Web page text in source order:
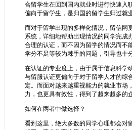
合留学生在回到国内就业时进行快速入
偏向于留学生，是归国的留学生归过就
而对于留学出现的多样化情况，留信网
系统，详细地帮助出现情况的同学完成
合理的认证，而不因为留学的情况而不
学分不足等较为棘手的问题，引导也十
在认证的专业度上，由于属于信息科学
与留服认证更偏向于对于留学人才的综
定。而面对越来越重视能力的就业市场
力，也更具有效性，得到了越来越多的
如何在两者中做选择？
看到这里，绝大多数的同学心理都会对